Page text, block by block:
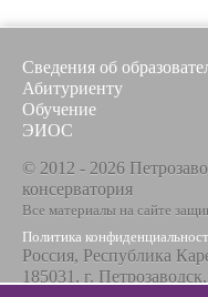
Сведения об
Абитуриенту
Обучение
ЭИОС
© 2012 - 2026
консерватория
Все материалы на сайте
Политика
Россия, Республика
185031, г.